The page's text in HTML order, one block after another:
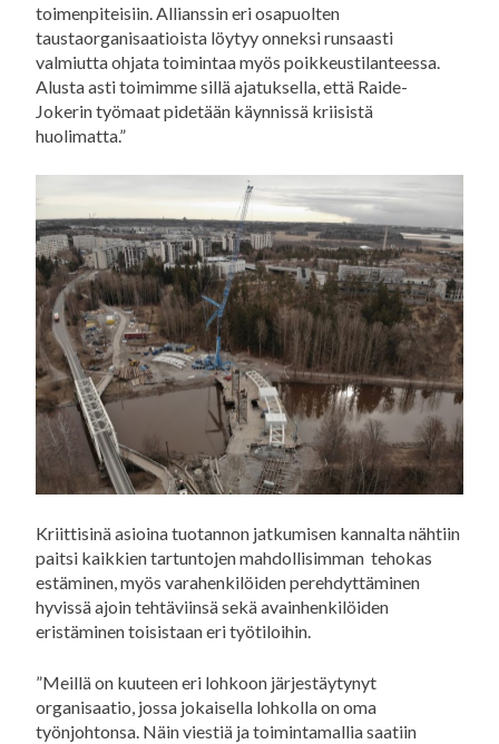
toimenpiteisiin. Allianssin eri osapuolten
taustaorganisaatioista löytyy onneksi runsaasti
valmiutta ohjata toimintaa myös poikkeustilanteessa.
Alusta asti toimimme sillä ajatuksella, että Raide-
Jokerin työmaat pidetään käynnissä kriisistä
huolimatta.”
Kriittisinä asioina tuotannon jatkumisen kannalta nähtiin
paitsi kaikkien tartuntojen mahdollisimman tehokas
estäminen, myös varahenkilöiden perehdyttäminen
hyvissä ajoin tehtäviinsä sekä avainhenkilöiden
eristäminen toisistaan eri työtiloihin.
”Meillä on kuuteen eri lohkoon järjestäytynyt
organisaatio, jossa jokaisella lohkolla on oma
työnjohtonsa. Näin viestiä ja toimintamallia saatiin